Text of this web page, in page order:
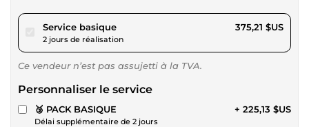
Service basiquepour 345,81 $US
2 jours de réalisation
375,21 $US
Ce vendeur n’est pas assujetti à la TVA.
Personnaliser le service
🥉 PACK BASIQUE
Délai supplémentaire de 2 jours
+ 225,13 $US